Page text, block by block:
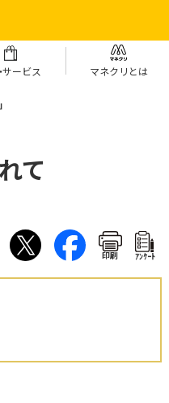
サービス マネクリとは
て
印刷 ｱﾝｹｰﾄ